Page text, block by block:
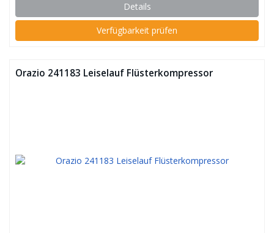
Details
Verfügbarkeit prüfen
Orazio 241183 Leiselauf Flüsterkompressor